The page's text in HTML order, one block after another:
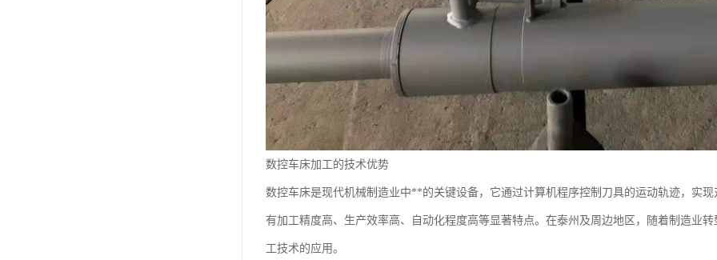
数控车床加工的技术优势
数控车床是现代机械制造业中**的关键设备，它通过计算机程序控制刀具的运动轨迹，实
有加工精度高、生产效率高、自动化程度高等显著特点。在泰州及周边地区，随着制造业
工技术的应用。